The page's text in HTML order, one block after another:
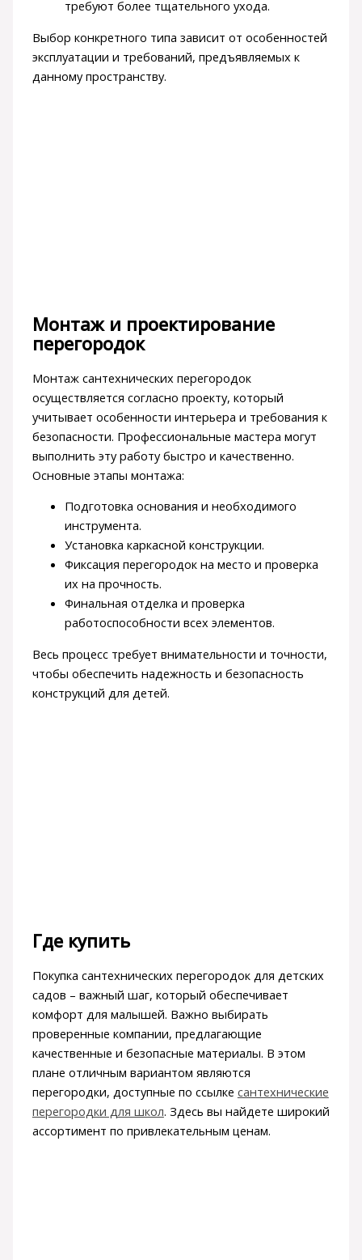
требуют более тщательного ухода.
Выбор конкретного типа зависит от особенностей
эксплуатации и требований, предъявляемых к
данному пространству.
Монтаж и проектирование
перегородок
Монтаж сантехнических перегородок
осуществляется согласно проекту, который
учитывает особенности интерьера и требования к
безопасности. Профессиональные мастера могут
выполнить эту работу быстро и качественно.
Основные этапы монтажа:
Подготовка основания и необходимого
инструмента.
Установка каркасной конструкции.
Фиксация перегородок на место и проверка
их на прочность.
Финальная отделка и проверка
работоспособности всех элементов.
Весь процесс требует внимательности и точности,
чтобы обеспечить надежность и безопасность
конструкций для детей.
Где купить
Покупка сантехнических перегородок для детских
садов – важный шаг, который обеспечивает
комфорт для малышей. Важно выбирать
проверенные компании, предлагающие
качественные и безопасные материалы. В этом
плане отличным вариантом являются
перегородки, доступные по ссылке сантехнические
перегородки для школ. Здесь вы найдете широкий
ассортимент по привлекательным ценам.